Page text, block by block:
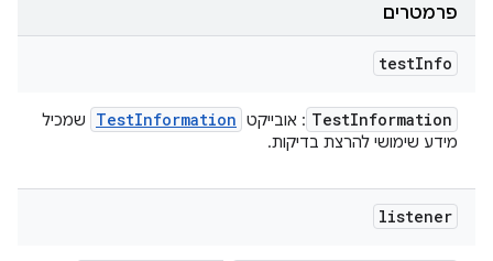
פרמטרים
testInfo
TestInformation : אובייקט TestInformation
שמכיל
מידע שימושי להרצת בדיקות.
listener